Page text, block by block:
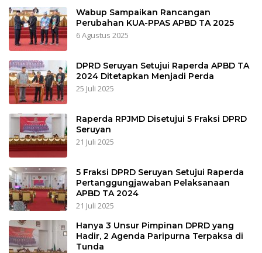
Wabup Sampaikan Rancangan
Perubahan KUA-PPAS APBD TA 2025
6 Agustus 2025
DPRD Seruyan Setujui Raperda APBD TA
2024 Ditetapkan Menjadi Perda
25 Juli 2025
Raperda RPJMD Disetujui 5 Fraksi DPRD
Seruyan
21 Juli 2025
5 Fraksi DPRD Seruyan Setujui Raperda
Pertanggungjawaban Pelaksanaan
APBD TA 2024
21 Juli 2025
Hanya 3 Unsur Pimpinan DPRD yang
Hadir, 2 Agenda Paripurna Terpaksa di
Tunda